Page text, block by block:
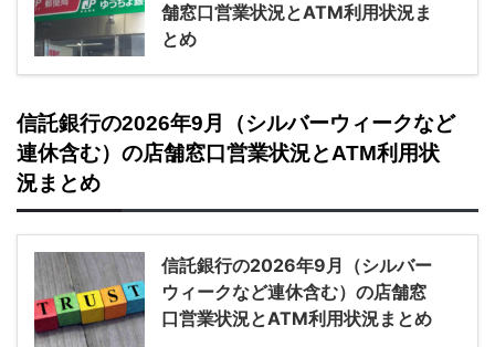
舗窓口営業状況とATM利用状況ま
とめ
信託銀行の2026年9月（シルバーウィークなど
連休含む）の店舗窓口営業状況とATM利用状
況まとめ
信託銀行の2026年9月（シルバー
ウィークなど連休含む）の店舗窓
口営業状況とATM利用状況まとめ